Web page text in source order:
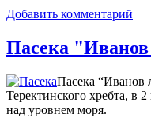
Добавить комментарий
Пасека
Пасека “Иванов
Теректинского хребта, в
над уровнем моря.